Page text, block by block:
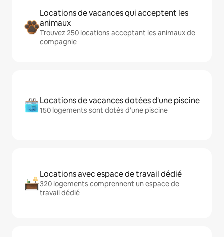
Locations de vacances qui acceptent les
animaux
Trouvez 250 locations acceptant les animaux de
compagnie
Locations de vacances dotées d'une piscine
150 logements sont dotés d'une piscine
Locations avec espace de travail dédié
320 logements comprennent un espace de
travail dédié